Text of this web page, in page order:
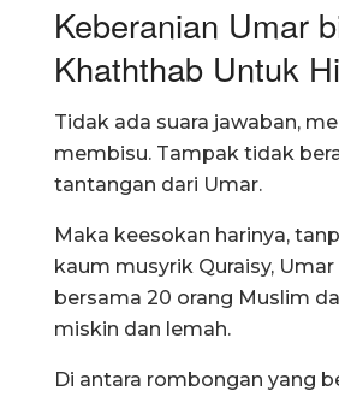
Keberanian Umar
Khaththab Untuk
Tidak ada suara jawaban,
membisu. Tampak tidak
tantangan dari Umar.
Maka keesokan harinya,
kaum musyrik Quraisy,
bersama 20 orang Muslim
miskin dan lemah.
Di antara rombongan yang